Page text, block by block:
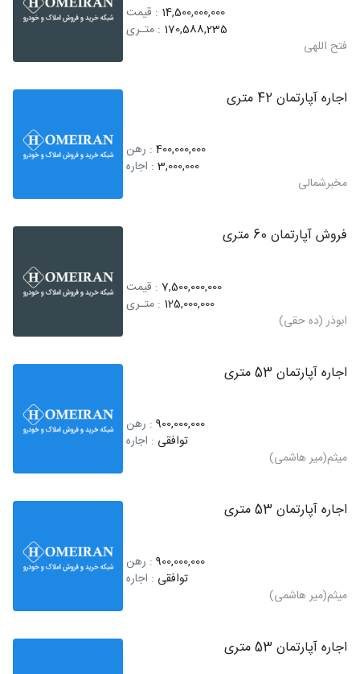
14,500,000,000 : قیمت
170,588,235 : متـری
فتح اللهی
اجاره آپارتمان 42 متری
400,000,000 : رهن
3,000,000 : اجاره
مخبرشمالی
فروش آپارتمان 60 متری
7,500,000,000 : قیمت
125,000,000 : متـری
ابوذر (ده حقی)
اجاره آپارتمان 53 متری
900,000,000 : رهن
توافقی : اجاره
میثم(میر هاشمی)
اجاره آپارتمان 53 متری
900,000,000 : رهن
توافقی : اجاره
میثم(میر هاشمی)
اجاره آپارتمان 53 متری